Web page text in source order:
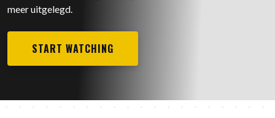
meer uitgelegd.
START WATCHING